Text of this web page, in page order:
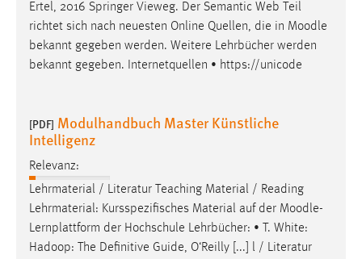
Ertel, 2016 Springer Vieweg. Der Semantic Web Teil
richtet sich nach neuesten Online Quellen, die in Moodle
bekannt gegeben werden. Weitere Lehrbücher werden
bekannt gegeben. Internetquellen • https://unicode
[PDF] Modulhandbuch Master Künstliche
Intelligenz
Relevanz:
Lehrmaterial / Literatur Teaching Material / Reading
Lehrmaterial: Kursspezifisches Material auf der Moodle-
Lernplattform der Hochschule Lehrbücher: • T. White:
Hadoop: The Definitive Guide, O‘Reilly [...] l / Literatur